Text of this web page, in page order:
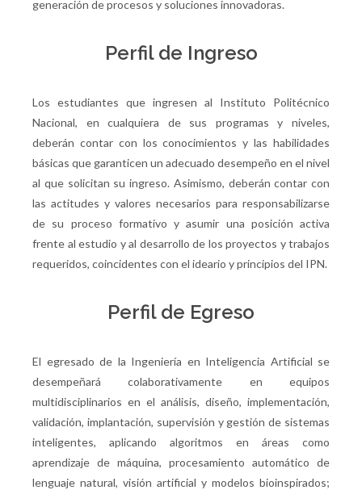
generación de procesos y soluciones innovadoras.
Perfil de Ingreso
Los estudiantes que ingresen al Instituto Politécnico
Nacional, en cualquiera de sus programas y niveles,
deberán contar con los conocimientos y las habilidades
básicas que garanticen un adecuado desempeño en el nivel
al que solicitan su ingreso. Asimismo, deberán contar con
las actitudes y valores necesarios para responsabilizarse
de su proceso formativo y asumir una posición activa
frente al estudio y al desarrollo de los proyectos y trabajos
requeridos, coincidentes con el ideario y principios del IPN.
Perfil de Egreso
El egresado de la Ingeniería en Inteligencia Artificial se
desempeñará colaborativamente en equipos
multidisciplinarios en el análisis, diseño, implementación,
validación, implantación, supervisión y gestión de sistemas
inteligentes, aplicando algoritmos en áreas como
aprendizaje de máquina, procesamiento automático de
lenguaje natural, visión artificial y modelos bioinspirados;